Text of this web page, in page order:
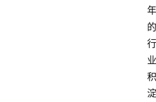
年
的
行
业
积
淀